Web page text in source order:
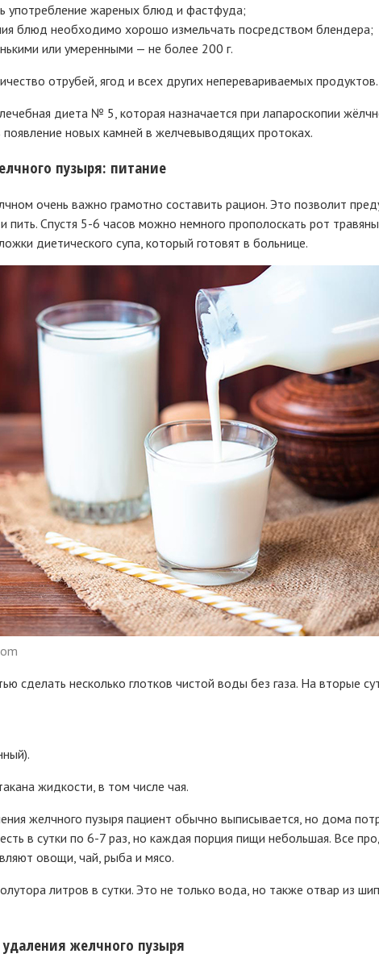
употребление жареных блюд и фастфуда;
блюд необходимо хорошо измельчать посредством блендера;
или умеренными — не более 200 г.
отрубей, ягод и всех других неперевариваемых
диета № 5, которая назначается при лапароскопии
новых камней в желчевыводящих протоках.
пузыря: питание
очень важно грамотно составить рацион. Это позволит
пить. Спустя 5-6 часов можно немного прополоскать рот
диетического супа, который готовят в больнице.
сделать несколько глотков чистой воды без газа. На вторые
жидкости, в том числе чая.
желчного пузыря пациент обычно выписывается, но дома
в сутки по 6-7 раз, но каждая порция пищи небольшая. Все
овощи, чай, рыба и мясо.
литров в сутки. Это не только вода, но также отвар из
желчного пузыря